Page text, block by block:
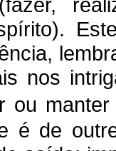
nos
é de